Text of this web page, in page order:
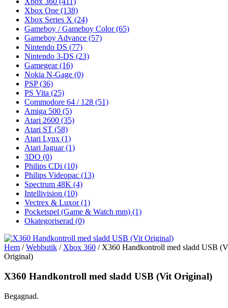
Xbox One (138)
Xbox Series X (24)
Gameboy / Gameboy Color(65)
Gameboy Advance (57)
Nintendo DS (77)
Nintendo 3-DS (23)
Gamegear(16)
Nokia N-Gage (0)
PSP(36)
PS Vita (25)
Commodore 64 / 128 (51)
Amiga 500 (5)
Atari 2600 (35)
Atari ST (58)
Atari Lynx (1)
Atari Jaguar(1)
3DO (0)
Philips CDi (10)
Philips Videopac (13)
Spectrum 48K (4)
Intellivision (10)
Vectrex & Luxor(1)
Pocketspel (Game & Watch mm) (1)
Okategoriserad (0)
Hem /Webbutik / Xbox 360 / X360 Handkontroll med sladd USB
Original)
X360 Handkontroll med sladd USB (Vit Original)
Begagnad.